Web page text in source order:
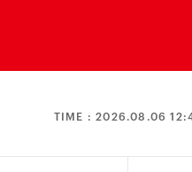
TIME :2026.08.06